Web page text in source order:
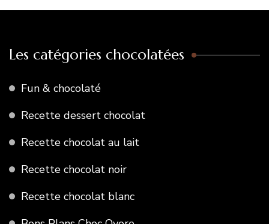
Les catégories chocolatées
Fun & chocolaté
Recette dessert chocolat
Recette chocolat au lait
Recette chocolat noir
Recette chocolat blanc